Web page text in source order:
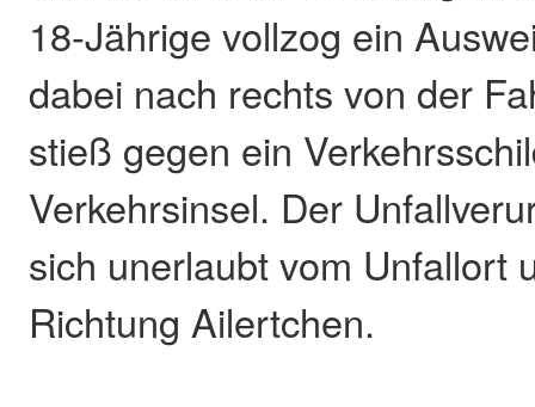
18-Jährige vollzog ein
dabei nach rechts von der
stieß gegen ein
Verkehrsinsel. Der
sich unerlaubt vom Unfallort
Richtung Ailertchen.